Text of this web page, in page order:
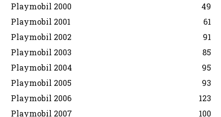
Playmobil 2000
49
Playmobil 2001
61
Playmobil 2002
91
Playmobil 2003
85
Playmobil 2004
95
Playmobil 2005
93
Playmobil 2006
123
Playmobil 2007
100